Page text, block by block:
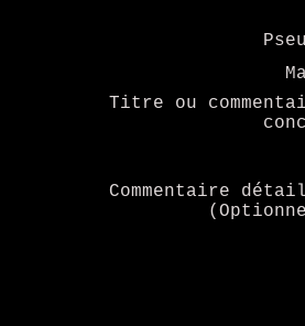
Titre ou
Commentaire